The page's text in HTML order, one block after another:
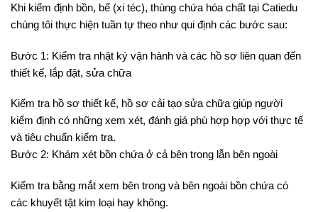
Khi kiểm định bồn, bể (xi téc), thùng chứa hóa chất tại Catiedu
chúng tôi thực hiện tuần tự theo như qui định các bước sau:
Bước 1: Kiểm tra nhật ký vận hành và các hồ sơ liên quan đến
thiết kế, lắp đặt, sửa chữa
Kiểm tra hồ sơ thiết kế, hồ sơ cải tạo sửa chữa giúp người
kiểm định có những xem xét, đánh giá phù hợp hợp với thực tế
và tiêu chuẩn kiểm tra.
Bước 2: Khám xét bồn chứa ở cả bên trong lẫn bên ngoài
Kiểm tra bằng mắt xem bên trong và bên ngoài bồn chứa có
các khuyết tật kim loại hay không.